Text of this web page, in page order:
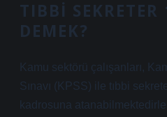
TIBBI SEKRETER
DEMEK?
Kamu sektörü çalışanları,
Sınavı (KPSS) ile tıbbi
kadrosuna